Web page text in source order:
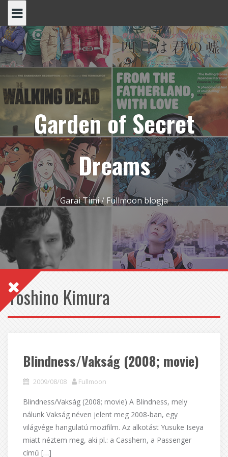
content
Garden of Secret
Dreams
Garai Timi / Fullmoon blogja
Yoshino Kimura
Blindness/Vakság (2008; movie)
2009/08/08 Fullmoon
Blindness/Vakság (2008; movie) A Blindness, mely
nálunk Vakság néven jelent meg 2008-ban, egy
világvége hangulatú mozifilm. Az alkotást Yusuke Iseya
miatt néztem meg, aki pl.: a Casshern, a Passenger
című […]